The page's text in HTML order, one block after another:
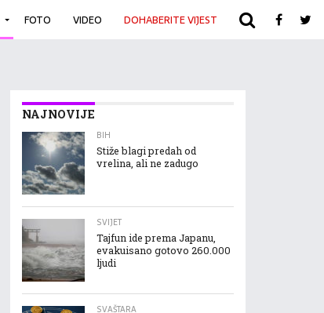
FOTO VIDEO DOHABERITE VIJEST ARHIVA
NAJNOVIJE
BIH
Stiže blagi predah od
vrelina, ali ne zadugo
SVIJET
Tajfun ide prema Japanu,
evakuisano gotovo 260.000
ljudi
SVAŠTARA